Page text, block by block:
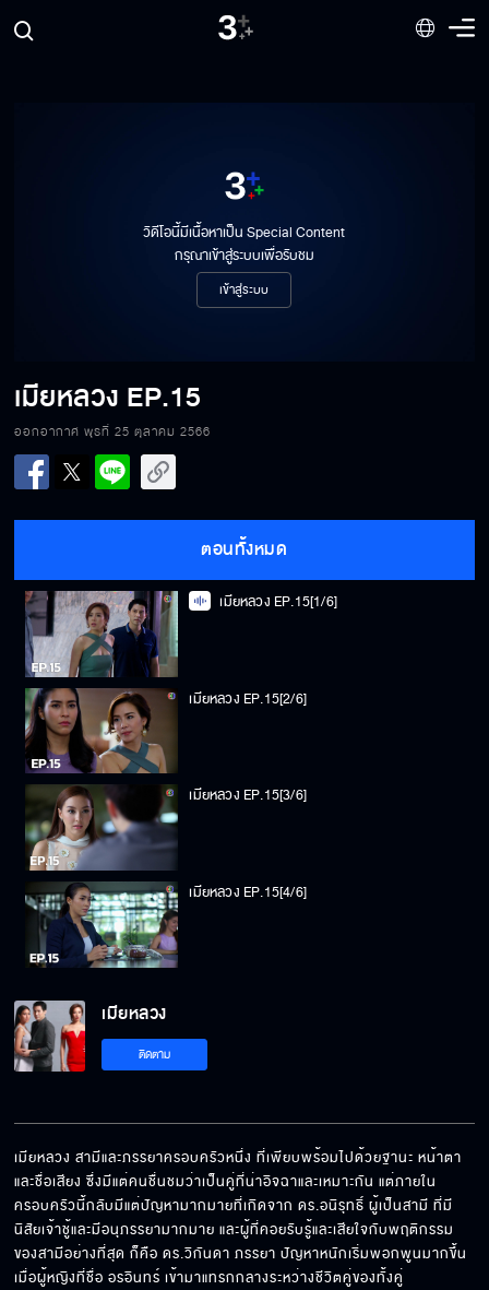
วิดีโอนี้มีเนื้อหาเป็น Special Content
กรุณาเข้าสู่ระบบเพื่อรับชม
เข้าสู่ระบบ
เมียหลวง EP.15
ออกอากาศ พุธที่ 25 ตุลาคม 2566
ตอนทั้งหมด
เมียหลวง EP.15[1/6]
เมียหลวง EP.15[2/6]
เมียหลวง EP.15[3/6]
เมียหลวง EP.15[4/6]
เมียหลวง
ติดตาม
เมียหลวง สามีและภรรยาครอบครัวหนึ่ง ที่เพียบพร้อมไปด้วยฐานะ หน้าตา
และชื่อเสียง ซึ่งมีแต่คนชื่นชมว่าเป็นคู่ที่น่าอิจฉาและเหมาะกัน แต่ภายใน
ครอบครัวนี้กลับมีแต่ปัญหามากมายที่เกิดจาก ดร.อนิรุทธิ์ ผู้เป็นสามี ที่มี
นิสัยเจ้าชู้และมีอนุภรรยามากมาย และผู้ที่คอยรับรู้และเสียใจกับพฤติกรรม
ของสามีอย่างที่สุด ก็คือ ดร.วิกันดา ภรรยา ปัญหาหนักเริ่มพอกพูนมากขึ้น
เมื่อผู้หญิงที่ชื่อ อรอินทร์ เข้ามาแทรกกลางระหว่างชีวิตคู่ของทั้งคู่